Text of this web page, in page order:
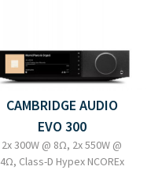
CAMBRIDGE AUDIO
EVO 300
2x 300W @ 8Ω, 2x 550W @
4Ω, Class-D Hypex NCOREx